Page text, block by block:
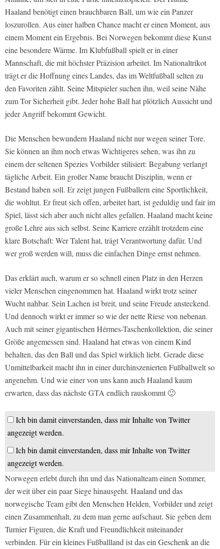
Haaland benötigt einen brauchbaren Ball, um wie ein Panzer
loszurollen. Aus einer halben Chance macht er einen Moment, aus
einem Moment ein Ergebnis. Bei Norwegen bekommt diese Kunst
eine besondere Wärme. Im Klubfußball spielt er in einer
Mannschaft, die mit höchster Präzision arbeitet. Im Nationaltrikot
trägt er die Hoffnung eines Landes, das im Weltfußball selten zu
den Favoriten zählt. Seine Mitspieler suchen ihn, weil seine Nähe
zum Tor Sicherheit gibt. Jeder hohe Ball hat plötzlich Aussicht und
jeder Angriff bekommt Gewicht.
Die Menschen bewundern Haaland nicht nur wegen seiner Tore.
Sie können an ihm noch etwas Wichtigeres sehen, was ihn zu
einem der seltenen Spezies Vorbilder stilisiert: Begabung verlangt
tägliche Arbeit. Ein großer Name braucht Disziplin, wenn er
Bestand haben soll. Er zeigt jungen Fußballern eine Sportlichkeit,
die wohltut. Er freut sich offen, arbeitet hart, ist geduldig und fair im
Spiel, lässt sich aber auch nicht alles gefallen. Haaland macht keine
große Lehre aus sich selbst. Seine Karriere erzählt trotzdem eine
klare Botschaft: Wer Talent hat, trägt Verantwortung dafür. Und
wer groß werden will, muss die einfachen Dinge ernst nehmen.
Das erklärt auch, warum er so schnell einen Platz in den Herzen
vieler Menschen eingenommen hat. Haaland wirkt trotz seiner
Wucht nahbar. Sein Lachen ist breit, und seine Freude ansteckend.
Und dennoch wirkt er immer so wie der nette Riese von nebenan.
Auch mit seiner gigantischen Hérmes-Taschenkollektion, die seiner
Größe angemessen sind. Haaland hat etwas von einem Kind
behalten, das den Ball und das Spiel wirklich liebt. Gerade diese
Unmittelbarkeit macht ihn in einer durchinszenierten Fußballwelt so
angenehm. Und wie einer von uns kann auch Haaland kaum
erwarten, dass das nächste GTA endlich rauskommt 🙂
Ich bin damit einverstanden, dass mir Inhalte von Twitter
angezeigt werden.
Ich bin damit einverstanden, dass mir Inhalte von Twitter
angezeigt werden.
Norwegen erlebt durch ihn und das Nationalteam einen Sommer,
der weit über ein paar Siege hinausgeht. Haaland und das
norwegische Team gibt den Menschen Helden, Vorbilder und zeigt
einen Zusammenhalt, zu dem man gerne aufschaut. Sie geben dem
Turnier Figuren, die Kraft und Freundlichkeit miteinander
verbinden. Für ein kleines Fußballland ist das ein Geschenk an die